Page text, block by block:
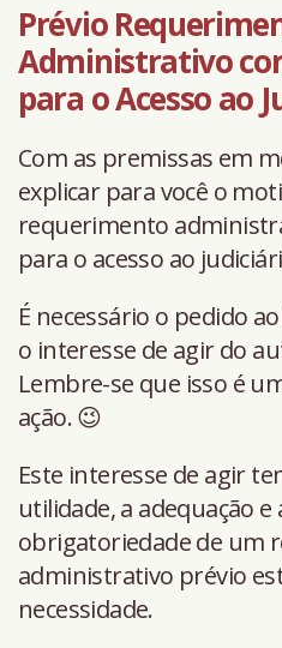
Prévio
Administrativo
para o Acesso ao
Com as premissas em
explicar para você o
requerimento
para o acesso ao
É necessário o pedido
o interesse de agir do
Lembre-se que isso é
ação. 😉
Este interesse de agir
utilidade, a adequação e
obrigatoriedade de um
administrativo prévio
necessidade.